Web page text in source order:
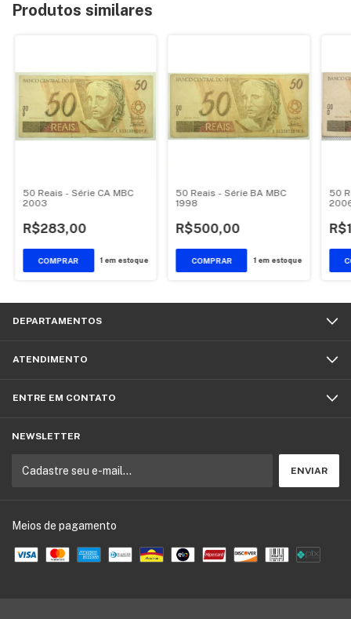
Produtos similares
50 Reais - Série CA MBC
2003
R$283,00
1 em estoque
50 Reais - Série BA MBC
1998
R$500,00
1 em estoque
50
DEPARTAMENTOS
ATENDIMENTO
ENTRE EM CONTATO
NEWSLETTER
Meios de pagamento